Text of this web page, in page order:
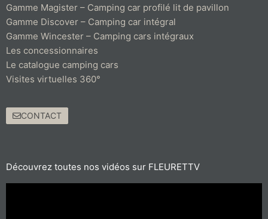
Gamme Magister – Camping car profilé lit de pavillon
Gamme Discover – Camping car intégral
Gamme Wincester – Camping cars intégraux
Les concessionnaires
Le catalogue camping cars
Visites virtuelles 360°
CONTACT
Découvrez toutes nos vidéos sur FLEURETTV